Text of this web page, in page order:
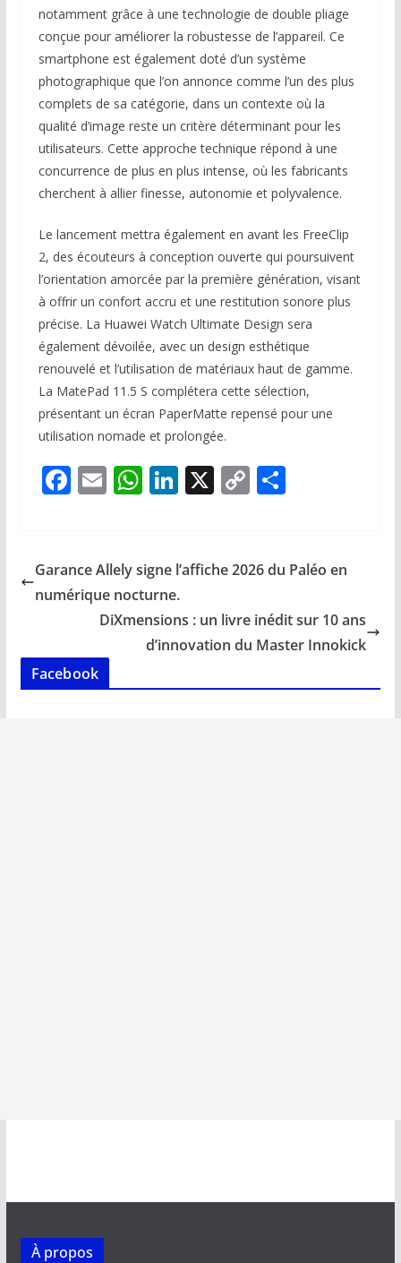
notamment grâce à une technologie de double pliage
conçue pour améliorer la robustesse de l’appareil. Ce
smartphone est également doté d’un système
photographique que l’on annonce comme l’un des plus
complets de sa catégorie, dans un contexte où la
qualité d’image reste un critère déterminant pour les
utilisateurs. Cette approche technique répond à une
concurrence de plus en plus intense, où les fabricants
cherchent à allier finesse, autonomie et polyvalence.
Le lancement mettra également en avant les FreeClip
2, des écouteurs à conception ouverte qui poursuivent
l’orientation amorcée par la première génération, visant
à offrir un confort accru et une restitution sonore plus
précise. La Huawei Watch Ultimate Design sera
également dévoilée, avec un design esthétique
renouvelé et l’utilisation de matériaux haut de gamme.
La MatePad 11.5 S complétera cette sélection,
présentant un écran PaperMatte repensé pour une
utilisation nomade et prolongée.
F
b
o
k
E
l
W
s
A
p
p
Li
e
dI
n
X C
y
n
k
P
g
Garance Allely signe l’affiche 2026 du Paléo en
numérique nocturne.
DiXmensions : un livre inédit sur 10 ans
d’innovation du Master Innokick
Facebook
À propos